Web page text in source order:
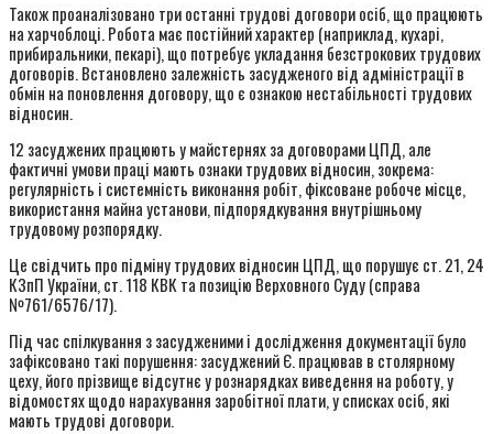
Також проаналізовано три останні трудові договори осіб, що працюють
на харчоблоці. Робота має постійний характер (наприклад, кухарі,
прибиральники, пекарі), що потребує укладання безстрокових трудових
договорів. Встановлено залежність засудженого від адміністрації в
обмін на поновлення договору, що є ознакою нестабільності трудових
відносин.
12 засуджених працюють у майстернях за договорами ЦПД, але
фактичні умови праці мають ознаки трудових відносин, зокрема:
регулярність і системність виконання робіт, фіксоване робоче місце,
використання майна установи, підпорядкування внутрішньому
трудовому розпорядку.
Це свідчить про підміну трудових відносин ЦПД, що порушує ст. 21, 24
КЗпП України, ст. 118 КВК та позицію Верховного Суду (справа
№761/6576/17).
Під час спілкування з засудженими і дослідження документації було
зафіксовано такі порушення: засуджений Є. працював в столярному
цеху, його прізвище відсутнє у рознарядках виведення на роботу, у
відомостях щодо нарахування заробітної плати, у списках осіб, які
мають трудові договори.